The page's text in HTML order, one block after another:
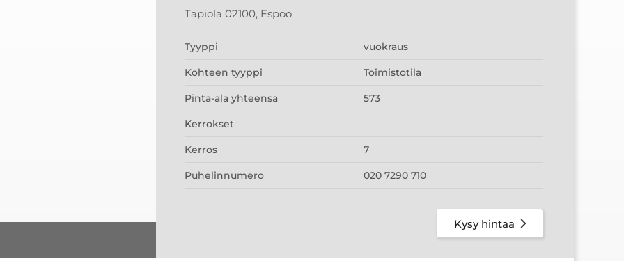
Tapiola 02100, Espoo
Tyyppi vuokraus
Kohteen tyyppi Toimistotila
Pinta-ala yhteensä 573
Kerrokset
Kerros 7
Puhelinnumero 020 7290 710
Kysy hintaa